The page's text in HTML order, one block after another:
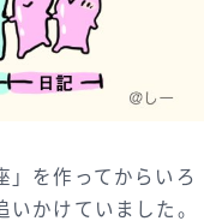
」を作ってからいろ
かけていました。